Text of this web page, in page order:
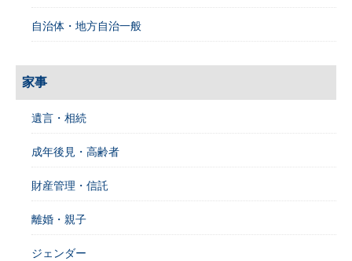
自治体・地方自治一般
家事
遺言・相続
成年後見・高齢者
財産管理・信託
離婚・親子
ジェンダー